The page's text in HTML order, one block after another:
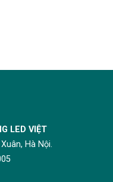
LED VIỆT
Hà Nội.